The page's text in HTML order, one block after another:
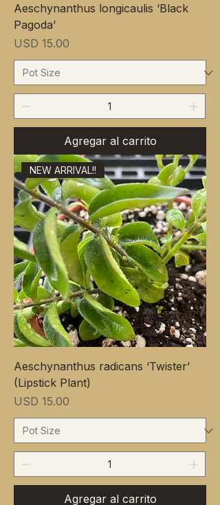
Aeschynanthus longicaulis ‘Black
Pagoda’
Precio
USD 15.00
Agregar al carrito
NEW ARRIVAL!!
Aeschynanthus radicans ‘Twister’
(Lipstick Plant)
Precio
USD 15.00
Agregar al carrito